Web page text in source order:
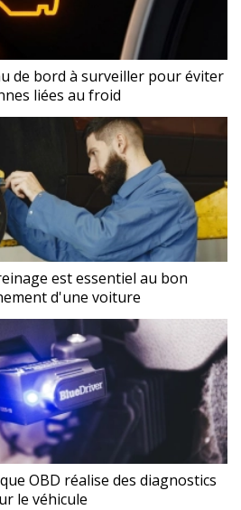
de bord à surveiller pour éviter
liées au froid
est essentiel au bon
d'une voiture
OBD réalise des diagnostics
le véhicule